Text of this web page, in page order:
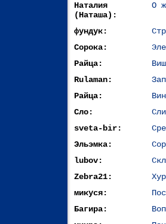
Наталия
(Наташа):
О
фундук:
Сорока:
Райца:
Rulaman:
Райца:
Сло:
sveta-bir:
Эльэмка:
lubov:
Zebra21:
микуся:
Багира: